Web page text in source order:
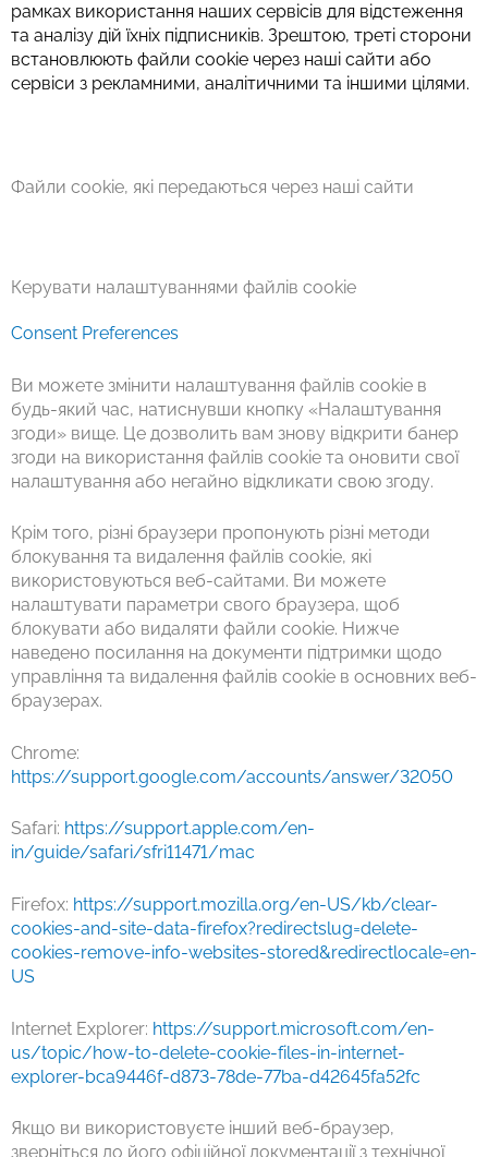
рамках використання наших сервісів для відстеження
та аналізу дій їхніх підписників. Зрештою, треті сторони
встановлюють файли cookie через наші сайти або
сервіси з рекламними, аналітичними та іншими цілями.
Файли cookie, які передаються через наші сайти
Керувати налаштуваннями файлів cookie
Consent Preferences
Ви можете змінити налаштування файлів cookie в
будь-який час, натиснувши кнопку «Налаштування
згоди» вище. Це дозволить вам знову відкрити банер
згоди на використання файлів cookie та оновити свої
налаштування або негайно відкликати свою згоду.
Крім того, різні браузери пропонують різні методи
блокування та видалення файлів cookie, які
використовуються веб-сайтами. Ви можете
налаштувати параметри свого браузера, щоб
блокувати або видаляти файли cookie. Нижче
наведено посилання на документи підтримки щодо
управління та видалення файлів cookie в основних веб-
браузерах.
Chrome:
https://support.google.com/accounts/answer/32050
Safari: https://support.apple.com/en-
in/guide/safari/sfri11471/mac
Firefox: https://support.mozilla.org/en-US/kb/clear-
cookies-and-site-data-firefox?redirectslug=delete-
cookies-remove-info-websites-stored&redirectlocale=en-
US
Internet Explorer: https://support.microsoft.com/en-
us/topic/how-to-delete-cookie-files-in-internet-
explorer-bca9446f-d873-78de-77ba-d42645fa52fc
Якщо ви використовуєте інший веб-браузер,
зверніться до його офіційної документації з технічної